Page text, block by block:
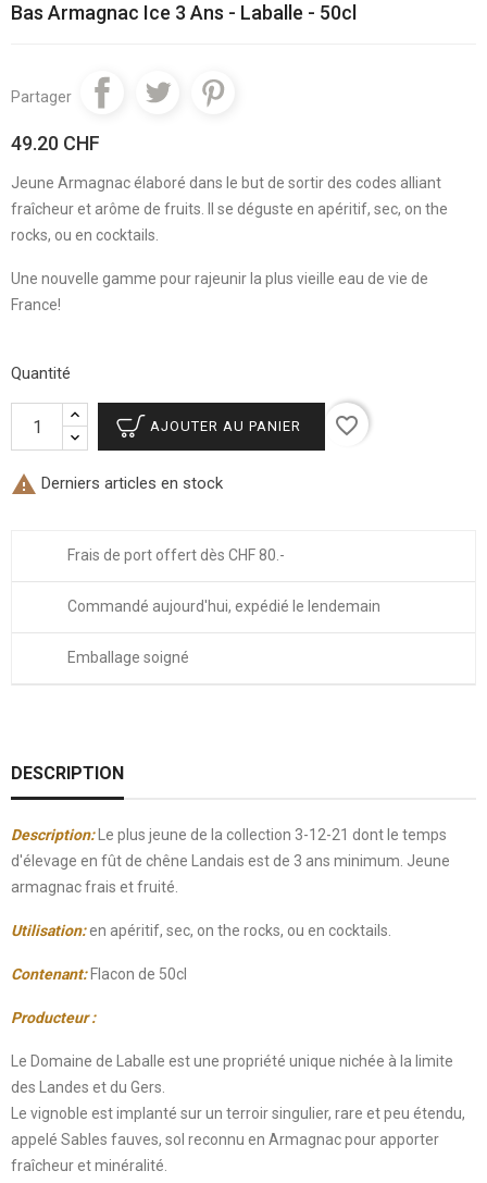
Bas Armagnac Ice 3 Ans - Laballe - 50cl
Partager
49.20 CHF
Jeune Armagnac élaboré dans le but de sortir des codes alliant
fraîcheur et arôme de fruits. Il se déguste en apéritif, sec, on the
rocks, ou en cocktails.
Une nouvelle gamme pour rajeunir la plus vieille eau de vie de
France!
Quantité
AJOUTER AU PANIER favorite_border
 Derniers articles en stock
Frais de port offert dès CHF 80.-
Commandé aujourd'hui, expédié le lendemain
Emballage soigné
DESCRIPTION
Description:Le plus jeune de la collection 3-12-21 dont le temps
d'élevage en fût de chêne Landais est de 3 ans minimum. Jeune
armagnac frais et fruité.
Utilisation:en apéritif, sec, on the rocks, ou en cocktails.
Contenant:Flacon de 50cl
Producteur :
Le Domaine de Laballe est une propriété unique nichée à la limite
des Landes et du Gers.
Le vignoble est implanté sur un terroir singulier, rare et peu étendu,
appelé Sables fauves, sol reconnu en Armagnac pour apporter
fraîcheur et minéralité.